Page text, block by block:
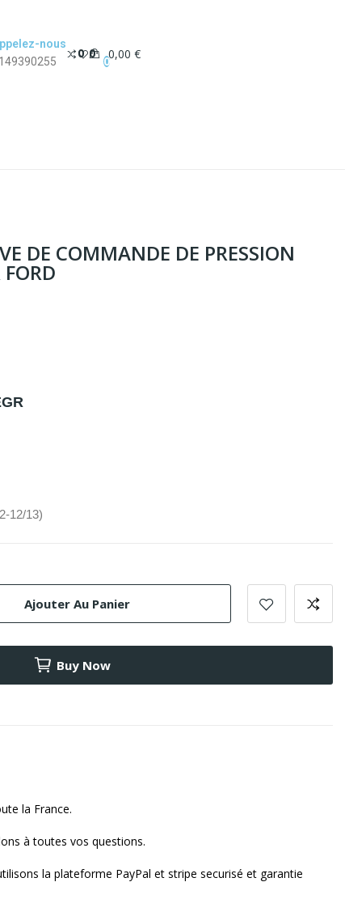
nous
0 0 0,00 €
0
DE COMMANDE DE PRESSION
FORD
12/13)
Ajouter Au Panier
Buy Now
la France.
à toutes vos questions.
la plateforme PayPal et stripe securisé et garantie